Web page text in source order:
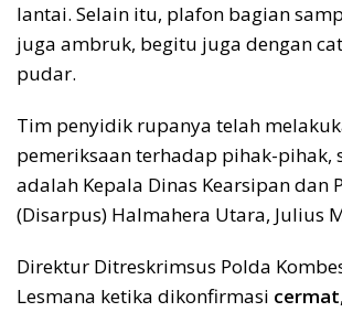
lantai. Selain itu, plafon bagian
juga ambruk, begitu juga dengan
pudar.
Tim penyidik rupanya telah
pemeriksaan terhadap pihak-pihak,
adalah Kepala Dinas Kearsipan dan
(Disarpus) Halmahera Utara, Julius
Direktur Ditreskrimsus Polda
Lesmana ketika dikonfirmasi cermat